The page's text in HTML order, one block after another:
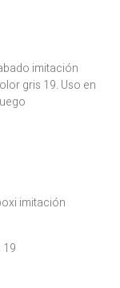
imitación
gris 19. Uso en
imitación